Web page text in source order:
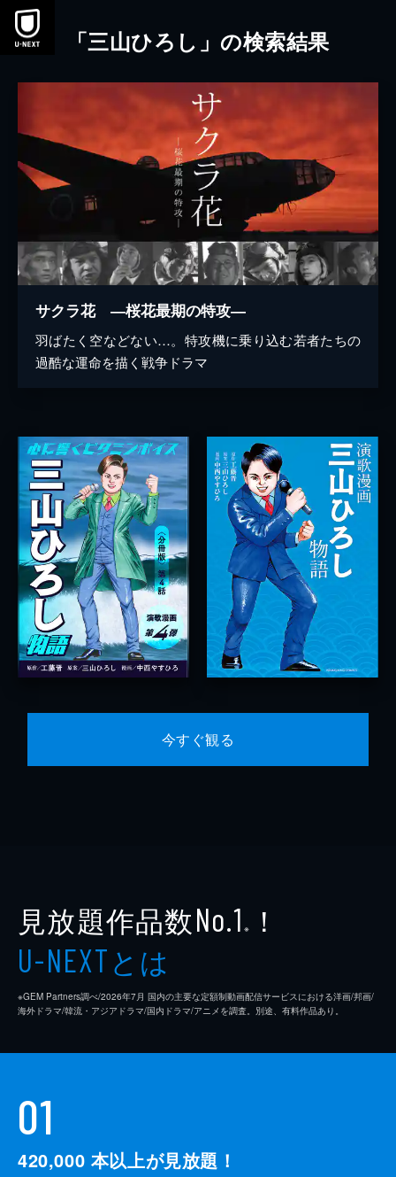
本文へスキップ
「三山ひろし」の検索結果
サクラ花 ―桜花最期の特攻―
羽ばたく空などない…。特攻機に乗り込む若者たちの
過酷な運命を描く戦争ドラマ
今すぐ観る
見放題作品数No.1 ※ ！
U-NEXTとは
※GEM Partners調べ/2026年7⽉ 国内の主要な定額制動画配信サービスにおける洋画/邦画/
海外ドラマ/韓流・アジアドラマ/国内ドラマ/アニメを調査。別途、有料作品あり。
01
420,000 本以上が見放題！